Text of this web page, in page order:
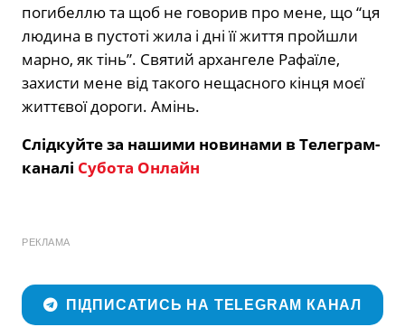
погибеллю та щоб не говорив про мене, що “ця
людина в пустоті жила і дні її життя пройшли
марно, як тінь”. Святий архангеле Рафаїле,
захисти мене від такого нещасного кінця моєї
життєвої дороги. Амінь.
Слідкуйте за нашими новинами в Телеграм-
каналі Субота Онлайн
РЕКЛАМА
ПІДПИСАТИСЬ НА TELEGRAM КАНАЛ